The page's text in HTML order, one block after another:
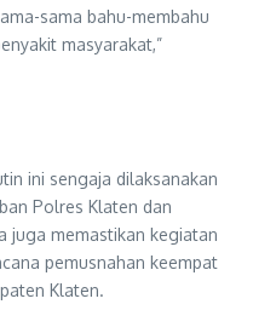
sama bahu-membahu
masyarakat,”
ini sengaja dilaksanakan
Polres Klaten dan
juga memastikan kegiatan
pemusnahan keempat
Klaten.